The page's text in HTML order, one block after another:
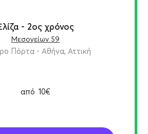
- 2ος χρόνος
Μεσογείων 59
Πόρτα - Αθήνα, Αττική
από 10€